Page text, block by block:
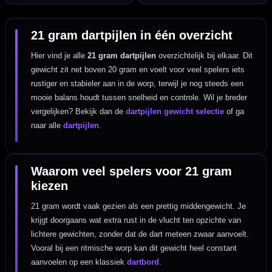
21 gram dartpijlen in één overzicht
Hier vind je alle21 gram dartpijlen overzichtelijk bij elkaar. Dit
gewicht zit net boven 20 gram en voelt voor veel spelers iets
rustiger en stabieler aan in de worp, terwijl je nog steeds een
mooie balans houdt tussen snelheid en controle. Wil je breder
vergelijken? Bekijk dan dedartpijlen gewicht selectie of ga
naar alledartpijlen.
Waarom veel spelers voor 21 gram
kiezen
21 gram wordt vaak gezien als een prettig middengewicht. Je
krijgt doorgaans wat extra rust in de vlucht ten opzichte van
lichtere gewichten, zonder dat de dart meteen zwaar aanvoelt.
Vooral bij een ritmische worp kan dit gewicht heel constant
aanvoelen op een klassiekdartbord .